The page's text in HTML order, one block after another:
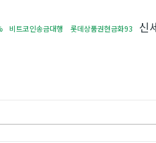
비트코인송금대행 롯데상품권현금화93 신